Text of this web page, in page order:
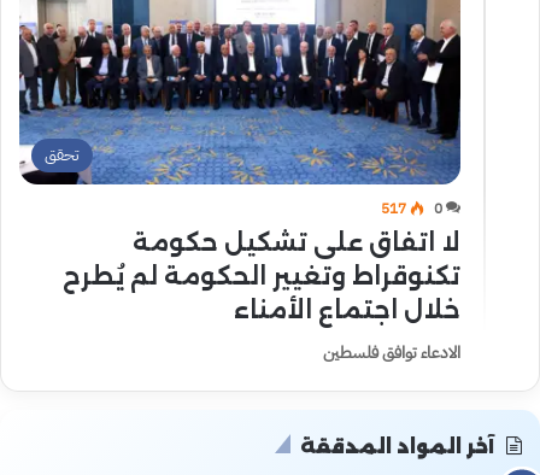
تحقق
0
517
لا اتفاق على تشكيل حكومة
تكنوقراط وتغيير الحكومة لم يُطرح
خلال اجتماع الأمناء
الادعاء توافق فلسطين
آخر المواد المدققة